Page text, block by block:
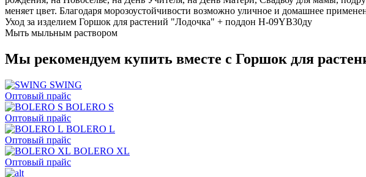
меняет цвет. Благодаря морозоустойчивости возможно уличное и домашнее
Уход за изделием Горшок для растений "Лодочка" + поддон H-09YB30ду
Мыть мыльным раствором
Мы рекомендуем купить вместе с Горшок для
SWING
Оптовый прайс
BOLERO S
Оптовый прайс
BOLERO L
Оптовый прайс
BOLERO XL
Оптовый прайс